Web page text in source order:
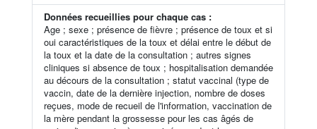
Données recueillies pour chaque cas :
Age ; sexe ; présence de fièvre ; présence de toux et si
oui caractéristiques de la toux et délai entre le début de
la toux et la date de la consultation ; autres signes
cliniques si absence de toux ; hospitalisation demandée
au décours de la consultation ; statut vaccinal (type de
vaccin, date de la dernière injection, nombre de doses
reçues, mode de recueil de l'information, vaccination de
la mère pendant la grossesse pour les cas âgés de